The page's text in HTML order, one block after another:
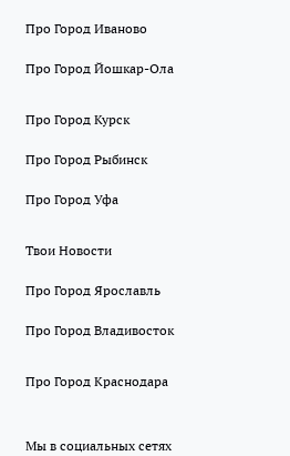
Про Город Иваново
Про Город Йошкар-Ола
Про Город Курск
Про Город Рыбинск
Про Город Уфа
Твои Новости
Про Город Ярославль
Про Город Владивосток
Про Город Краснодара
Мы в социальных сетях